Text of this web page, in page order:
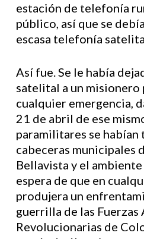
estación de telefonía
público, así que se
escasa telefonía
Así fue. Se le había
satelital a un misionero
cualquier emergencia,
21 de abril de ese
paramilitares se habían
cabeceras municipales
Bellavista y el
espera de que en
produjera un
guerrilla de las Fuerzas
Revolucionarias de